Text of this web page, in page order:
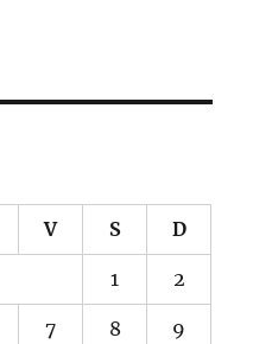
V S D
1 2
7 8 9